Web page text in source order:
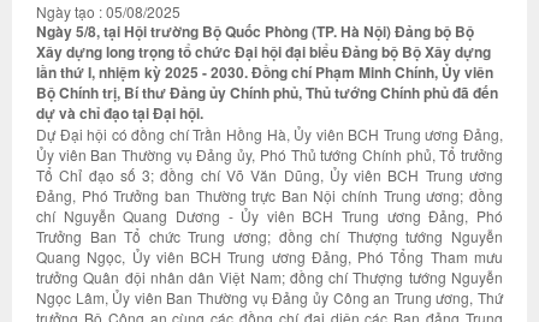
Ngày tạo : 05/08/2025
Ngày 5/8, tại Hội trường Bộ Quốc Phòng (TP. Hà Nội) Đảng bộ Bộ
Xây dựng long trọng tổ chức Đại hội đại biểu Đảng bộ Bộ Xây dựng
lần thứ I, nhiệm kỳ 2025 - 2030. Đồng chí Phạm Minh Chính, Ủy viên
Bộ Chính trị, Bí thư Đảng ủy Chính phủ, Thủ tướng Chính phủ đã đến
dự và chỉ đạo tại Đại hội.
Dự Đại hội có đồng chí Trần Hồng Hà, Ủy viên BCH Trung ương Đảng,
Ủy viên Ban Thường vụ Đảng ủy, Phó Thủ tướng Chính phủ, Tổ trưởng
Tổ Chỉ đạo số 3; đồng chí Võ Văn Dũng, Ủy viên BCH Trung ương
Đảng, Phó Trưởng ban Thường trực Ban Nội chính Trung ương; đồng
chí Nguyễn Quang Dương - Ủy viên BCH Trung ương Đảng, Phó
Trưởng Ban Tổ chức Trung ương; đồng chí Thượng tướng Nguyễn
Quang Ngọc, Ủy viên BCH Trung ương Đảng, Phó Tổng Tham mưu
trưởng Quân đội nhân dân Việt Nam; đồng chí Thượng tướng Nguyễn
Ngọc Lâm, Ủy viên Ban Thường vụ Đảng ủy Công an Trung ương, Thứ
trưởng Bộ Công an cùng các đồng chí đại diện các Ban đảng Trung